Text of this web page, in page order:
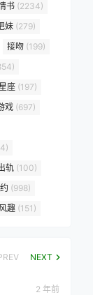
书 (2234)
妹 (279)
接吻 (199)
座 (197)
戏 (697)
轨 (100)
(998)
风趣 (151)
NEXT
2 年前